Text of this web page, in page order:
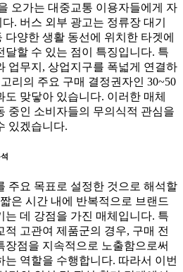
오가는 대중교통 이용자들에게 자
. 버스 외부 광고는 정류장 대기
다양한 생활 동선에 위치한 타겟에
달할 수 있는 점이 특징입니다. 특
업무지, 상업지구를 폭넓게 연결하
리의 주요 구매 결정권자인 30~50
맞닿아 있습니다. 이러한 매체
중인 소비자들의 무의식적 관심을
있겠습니다.
주요 목표로 설정한 것으로 해석할
은 시간 내에 반복적으로 브랜드
는 데 강점을 가진 매체입니다. 특
고관여 제품군의 경우, 구매 전
장점을 지속적으로 노출함으로써
역할을 수행합니다. 따라서 이번